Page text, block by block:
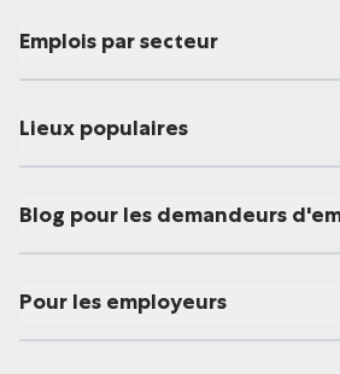
Emplois par secteur
Lieux populaires
Blog pour les demandeurs
Pour les employeurs